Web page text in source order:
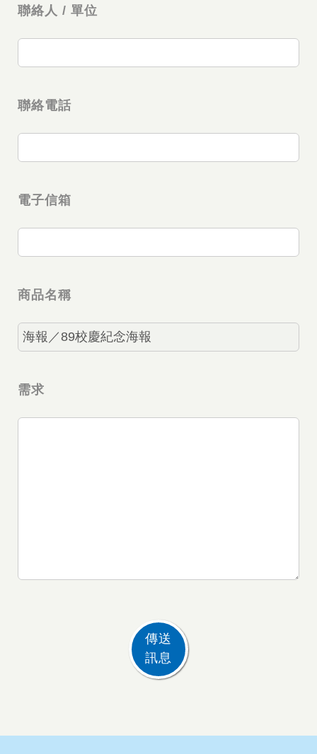
聯絡人 / 單位
聯絡電話
電子信箱
商品名稱
需求
傳送
訊息